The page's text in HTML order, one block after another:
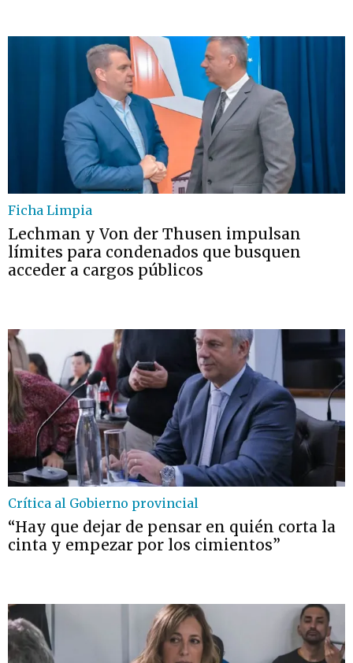
Ficha Limpia
Lechman y Von der Thusen impulsan
límites para condenados que busquen
acceder a cargos públicos
Crítica al Gobierno provincial
“Hay que dejar de pensar en quién corta la
cinta y empezar por los cimientos”